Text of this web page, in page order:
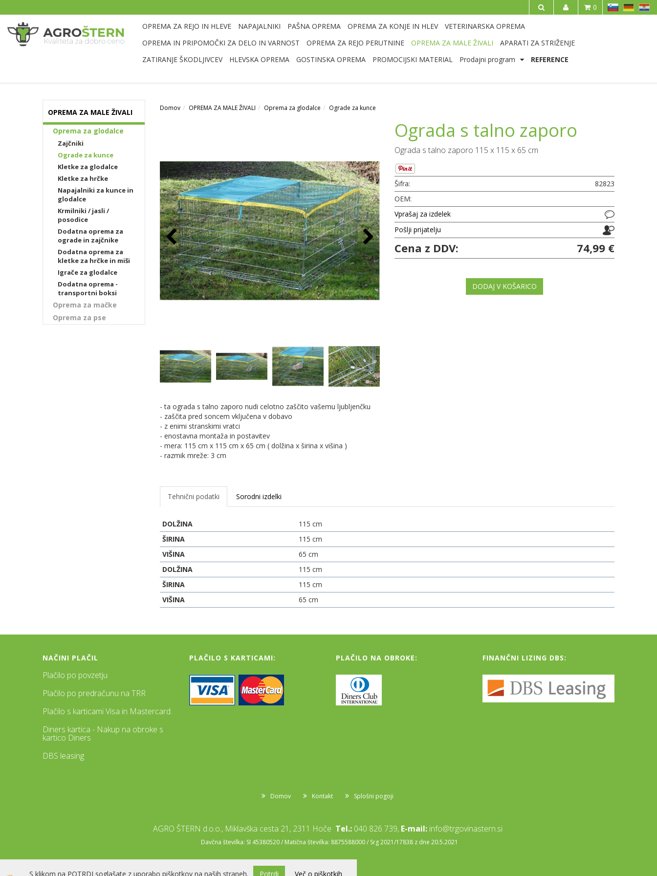
SL HR
0
OPREMA ZA REJO IN HLEVE NAPAJALNIKI PAŠNA OPREMA OPREMA ZA KONJE IN HLEV
VETERINARSKA OPREMA
OPREMA IN PRIPOMOČKI ZA DELO IN VARNOST
OPREMA ZA REJO PERUTNINE OPREMA ZA MALE ŽIVALI
APARATI ZA STRIŽENJE
ZATIRANJE ŠKODLJIVCEV
HLEVSKA OPREMA GOSTINSKA OPREMA PROMOCIJSKI MATERIAL Prodajni program REFERENCE
OPREMA ZA MALE ŽIVALI
Oprema za glodalce
Zajčniki
Ograde za kunce
Kletke za glodalce
Kletke za hrčke
Napajalniki za kunce in
glodalce
Krmilniki / jasli /
posodice
Dodatna oprema za
ograde in zajčnike
Dodatna oprema za
kletke za hrčke in miši
Igrače za glodalce
Dodatna oprema -
transportni boksi
Oprema za mačke
Oprema za pse
Domov OPREMA ZA MALE ŽIVALI Oprema za glodalce Ograde za kunce
Ograda s talno zaporo
Ograda s talno zaporo 115 x 115 x 65 cm
Šifra:
82823
OEM:
Vprašaj za izdelek
Pošlji prijatelju
Cena z DDV: 74,99 €
DODAJ V KOŠARICO
- ta ograda s talno zaporo nudi celotno zaščito vašemu ljubljenčku
- zaščita pred soncem vključena v dobavo
- z enimi stranskimi vratci
- enostavna montaža in postavitev
- mera: 115 cm x 115 cm x 65 cm ( dolžina x širina x višina )
- razmik mreže: 3 cm
Tehnični podatki Sorodni izdelki
DOLŽINA
115 cm
ŠIRINA
115 cm
VIŠINA
65 cm
DOLŽINA
115 cm
ŠIRINA
115 cm
VIŠINA
65 cm
NAČINI PLAČIL
Plačilo po povzetju
Plačilo po predračunu na TRR
Plačilo s karticami Visa in Mastercard.
Diners kartica - Nakup na obroke s
kartico Diners
DBS leasing
PLAČILO S KARTICAMI: PLAČILO NA OBROKE: FINANČNI LIZING DBS:
Domov Kontakt Splošni pogoji
AGRO ŠTERN d.o.o., Miklavška cesta 21, 2311 Hoče Tel.:040 826 739, E-mail: info@trgovinastern.si
Davčna številka: SI 45380520 / Matična številka: 8875588000 / Srg 2021/17838 z dne 20.5.2021
S klikom na POTRDI soglašate z uporabo piškotkov na naših straneh. Potrdi Več o piškotkih